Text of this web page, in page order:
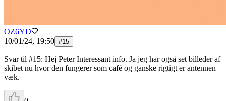
OZ6YD
10/01/24, 19:50 #15
Svar til #15: Hej Peter Interessant info. Ja jeg har også set billeder af
skibet nu hvor den fungerer som café og ganske rigtigt er antennen
væk.